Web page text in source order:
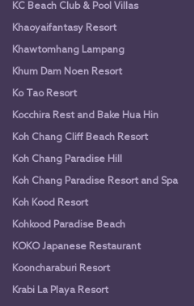
KC Beach Club & Pool Villas
Khaoyaifantasy Resort
Khawtomhang Lampang
Khum Dam Noen Resort
Ko Tao Resort
Kocchira Rest and Bake Hua Hin
Koh Chang Cliff Beach Resort
Koh Chang Paradise Hill
Koh Chang Paradise Resort and Spa
Koh Kood Resort
Kohkood Paradise Beach
KOKO Japanese Restaurant
Kooncharaburi Resort
Krabi La Playa Resort